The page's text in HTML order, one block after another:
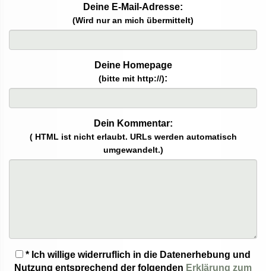
Deine E-Mail-Adresse:
(Wird nur an mich übermittelt)
Deine Homepage
(bitte mit http://):
Dein Kommentar:
( HTML ist nichterlaubt. URLs werden automatisch
umgewandelt.)
* Ich willige widerruflich in die Datenerhebung und
Nutzung entsprechend der folgenden Erklärung zum